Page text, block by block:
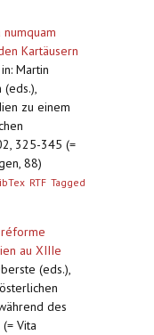
Kartäusern
in: Martin
zu einem
325-345 (=
88)
RTF Tagged
au XIIIe
(eds.),
des
Vita